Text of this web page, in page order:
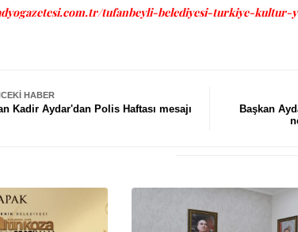
tufanbeyli-belediyesi-turkiye-
HABER
Kadir Aydar'dan Polis Haftası mesajı
Başkan